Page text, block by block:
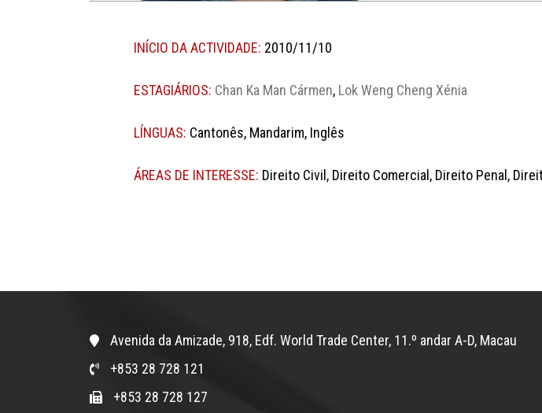
INÍCIO DA ACTIVIDADE: 2010/11/10
ESTAGIÁRIOS: Chan Ka Man Cármen, Lok Weng Cheng Xénia
LÍNGUAS: Cantonês, Mandarim, Inglês
ÁREAS DE INTERESSE: Direito Civil, Direito Comercial, Direito Penal,
Avenida da Amizade, 918, Edf. World Trade Center, 11.º andar A-D, Macau
+853 28 728 121
+853 28 728 127